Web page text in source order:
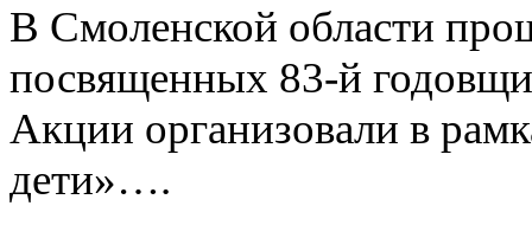
В Смоленской области
посвященных 83-й
Акции организовали в
дети»….